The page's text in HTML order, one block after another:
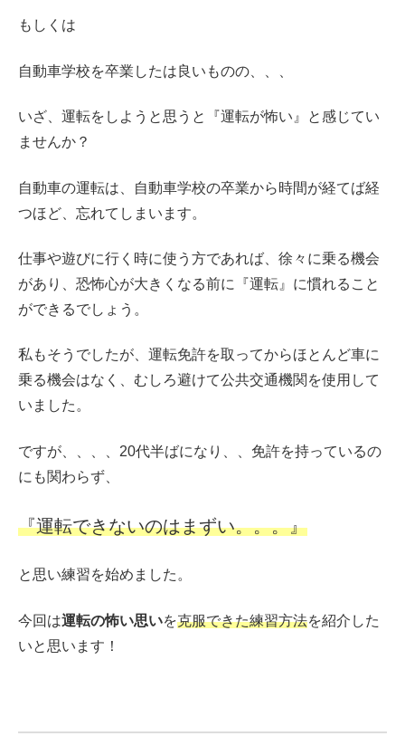
もしくは
自動車学校を卒業したは良いものの、、、
いざ、運転をしようと思うと『運転が怖い』と感じてい
ませんか？
自動車の運転は、自動車学校の卒業から時間が経てば経
つほど、忘れてしまいます。
仕事や遊びに行く時に使う方であれば、徐々に乗る機会
があり、恐怖心が大きくなる前に『運転』に慣れること
ができるでしょう。
私もそうでしたが、運転免許を取ってからほとんど車に
乗る機会はなく、むしろ避けて公共交通機関を使用して
いました。
ですが、、、、20代半ばになり、、免許を持っているの
にも関わらず、
『運転できないのはまずい。。。』
と思い練習を始めました。
今回は運転の怖い思いを克服できた練習方法を紹介した
いと思います！